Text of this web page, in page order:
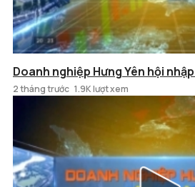
Doanh nghiệp Hưng Yên hội
2 tháng trước 1.9K lượt xem